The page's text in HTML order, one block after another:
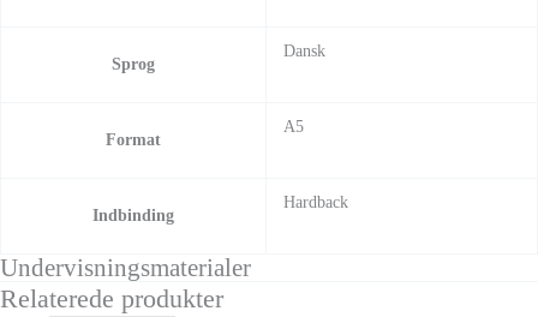
Sprog
Dansk
Format
A5
Indbinding
Hardback
Undervisningsmaterialer
Relaterede produkter